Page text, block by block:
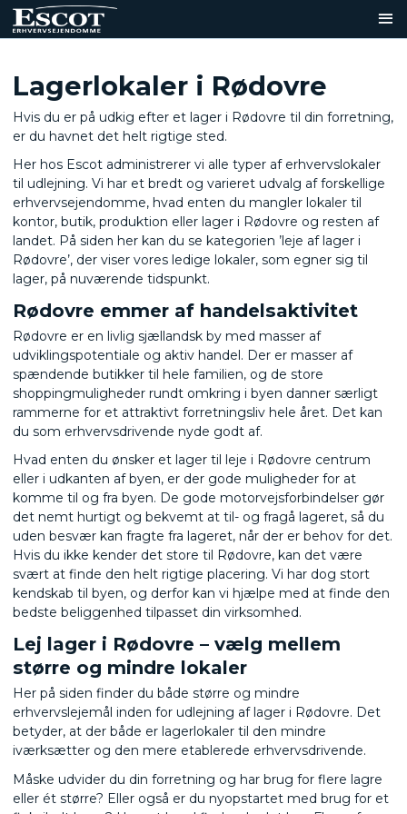
Lagerlokaler i Rødovre
Hvis du er på udkig efter et lager i Rødovre til din forretning,
er du havnet det helt rigtige sted.
Her hos Escot administrerer vi alle typer af erhvervslokaler
til udlejning. Vi har et bredt og varieret udvalg af forskellige
erhvervsejendomme, hvad enten du mangler lokaler til
kontor, butik, produktion eller lager i Rødovre og resten af
landet. På siden her kan du se kategorien ’leje af lager i
Rødovre’, der viser vores ledige lokaler, som egner sig til
lager, på nuværende tidspunkt.
Rødovre emmer af handelsaktivitet
Rødovre er en livlig sjællandsk by med masser af
udviklingspotentiale og aktiv handel. Der er masser af
spændende butikker til hele familien, og de store
shoppingmuligheder rundt omkring i byen danner særligt
rammerne for et attraktivt forretningsliv hele året. Det kan
du som erhvervsdrivende nyde godt af.
Hvad enten du ønsker et lager til leje i Rødovre centrum
eller i udkanten af byen, er der gode muligheder for at
komme til og fra byen. De gode motorvejsforbindelser gør
det nemt hurtigt og bekvemt at til- og fragå lageret, så du
uden besvær kan fragte fra lageret, når der er behov for det.
Hvis du ikke kender det store til Rødovre, kan det være
svært at finde den helt rigtige placering. Vi har dog stort
kendskab til byen, og derfor kan vi hjælpe med at finde den
bedste beliggenhed tilpasset din virksomhed.
Lej lager i Rødovre – vælg mellem
større og mindre lokaler
Her på siden finder du både større og mindre
erhvervslejemål inden for udlejning af lager i Rødovre. Det
betyder, at der både er lagerlokaler til den mindre
iværksætter og den mere etablerede erhvervsdrivende.
Måske udvider du din forretning og har brug for flere lagre
eller ét større? Eller også er du nyopstartet med brug for et